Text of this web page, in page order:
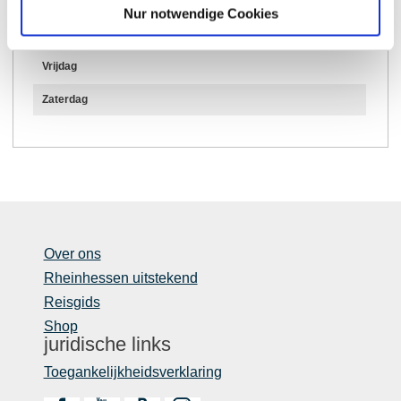
Nur notwendige Cookies
Donderdag
Vrijdag
Zaterdag
Over ons
Rheinhessen uitstekend
Reisgids
Shop
juridische links
Toegankelijkheidsverklaring